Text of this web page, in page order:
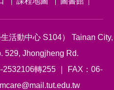
活動中心 S104） Tainan City,
529, Jhongjheng Rd.
轉255 ｜ FAX：06-